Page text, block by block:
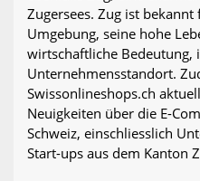
Zugersees. Zug ist
Umgebung, seine hohe
wirtschaftliche Bedeutung,
Unternehmensstandort.
Swissonlineshops.ch
Neuigkeiten über die E-
Schweiz, einschliesslich
Start-ups aus dem Kanton